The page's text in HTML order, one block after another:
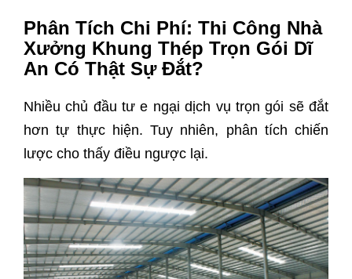
Phân Tích Chi Phí: Thi Công Nhà
Xưởng Khung Thép Trọn Gói Dĩ
An Có Thật Sự Đắt?
Nhiều chủ đầu tư e ngại dịch vụ trọn gói sẽ đắt
hơn tự thực hiện. Tuy nhiên, phân tích chiến
lược cho thấy điều ngược lại.